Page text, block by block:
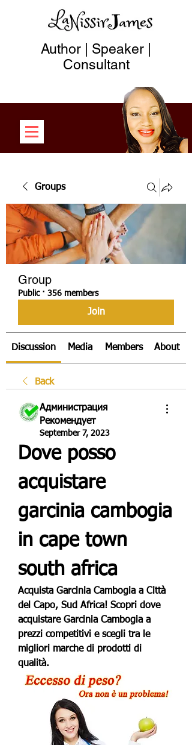
Author | Speaker |
Consultant
Groups
Group
Public · 356 members
Join
Discussion Media Members About
Back
Администрация
Рекомендует
September 7, 2023
Dove posso
acquistare
garcinia cambogia
in cape town
south africa
Acquista Garcinia Cambogia a Città
del Capo, Sud Africa! Scopri dove
acquistare Garcinia Cambogia a
prezzi competitivi e scegli tra le
migliori marche di prodotti di
qualità.